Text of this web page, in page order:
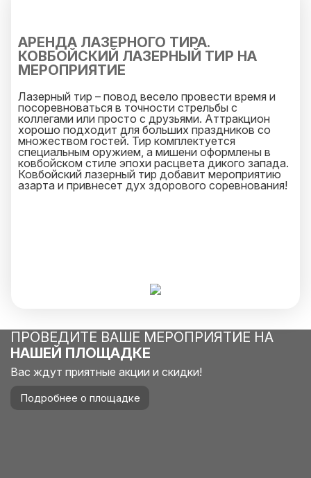
АРЕНДА ЛАЗЕРНОГО ТИРА.
КОВБОЙСКИЙ ЛАЗЕРНЫЙ ТИР НА
МЕРОПРИЯТИЕ
Лазерный тир – повод весело провести время и
посоревноваться в точности стрельбы с
коллегами или просто с друзьями. Аттракцион
хорошо подходит для больших праздников со
множеством гостей. Тир комплектуется
специальным оружием, а мишени оформлены в
ковбойском стиле эпохи расцвета дикого запада.
Ковбойский лазерный тир добавит мероприятию
азарта и привнесет дух здорового соревнования!
ПРОВЕДИТЕ ВАШЕ МЕРОПРИЯТИЕ НА
НАШЕЙ ПЛОЩАДКЕ
Вас ждут приятные акции и скидки!
Подробнее о площадке